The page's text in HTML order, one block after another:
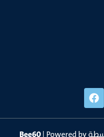
Bee60| Powered by